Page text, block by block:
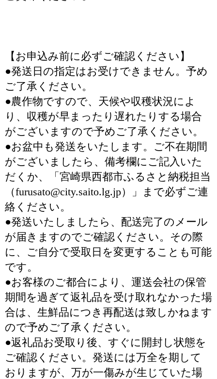
【お申込み前に必ずご確認ください】
●発送日の指定はお受けできません。予め
ご了承ください。
●農作物ですので、天候や収穫状況によ
り、収穫が早まったり遅れたりする場合
がございますので予めご了承ください。
●お盆中も発送をいたします。ご不在期間
がございましたら、備考欄にご記入いた
だくか、「宮崎県西都市ふるさと納税担当
（furusato@city.saito.lg.jp）」まで必ずご連
絡ください。
●発送いたしましたら、配送完了のメール
が届きますのでご確認ください。その際
に、ご自分で受取日を変更することも可能
です。
●お客様のご都合により、運送会社の保管
期間を過ぎて返礼品を受け取れなかった場
合は、生鮮品につき再配送は致しかねます
ので予めご了承ください。
●返礼品お受取り後、すぐに開封し状態を
ご確認ください。発送には万全を期して
おりますが、万が一傷みが生じていた場